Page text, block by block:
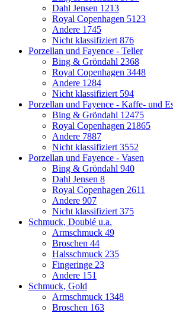
Dahl Jensen 1213
Royal Copenhagen 5123
Andere 1745
Nicht klassifiziert 876
Porzellan und Fayence - Teller
Bing & Gröndahl 2368
Royal Copenhagen 3448
Andere 1284
Nicht klassifiziert 594
Porzellan und Fayence - Kaffe- und
Bing & Gröndahl 12475
Royal Copenhagen 21865
Andere 7887
Nicht klassifiziert 3552
Porzellan und Fayence - Vasen
Bing & Gröndahl 940
Dahl Jensen 8
Royal Copenhagen 2611
Andere 907
Nicht klassifiziert 375
Schmuck, Doublé u.a.
Armschmuck 49
Broschen 44
Halsschmuck 235
Fingeringe 23
Andere 151
Schmuck, Gold
Armschmuck 1348
Broschen 163